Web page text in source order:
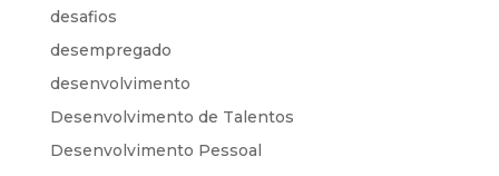
desafios
desempregado
desenvolvimento
Desenvolvimento de Talentos
Desenvolvimento Pessoal